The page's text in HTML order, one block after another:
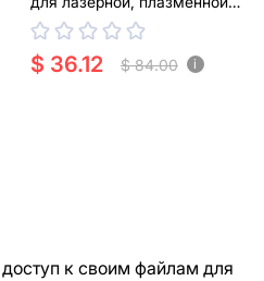
резки
$ 36.12 $ 84.00 i
к своим файлам для